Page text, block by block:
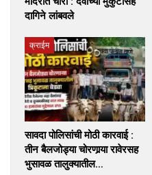
दागिने लांबवले
क्राईम
सावदा पोलिसांची मोठी कारवाई :
तीन बैलजोड्या चोरणार्‍या रावेरसह
भुसावळ तालुक्यातील…